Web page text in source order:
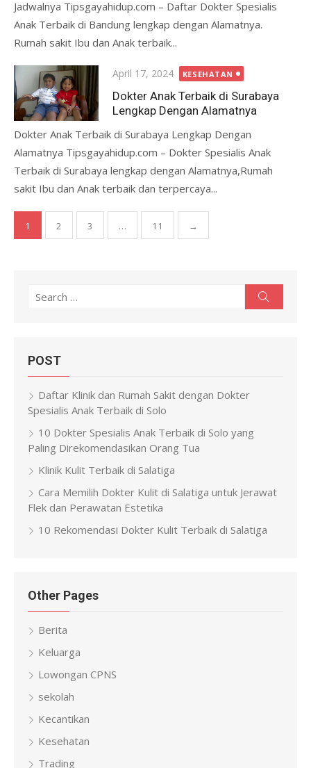
Jadwalnya Tipsgayahidup.com – Daftar Dokter Spesialis
Anak Terbaik di Bandung lengkap dengan Alamatnya.
Rumah sakit Ibu dan Anak terbaik...
Posted
on
April 17, 2024 KESEHATAN
Dokter Anak Terbaik di Surabaya
Lengkap Dengan Alamatnya
Dokter Anak Terbaik di Surabaya Lengkap Dengan
Alamatnya Tipsgayahidup.com – Dokter Spesialis Anak
Terbaik di Surabaya lengkap dengan Alamatnya,Rumah
sakit Ibu dan Anak terbaik dan terpercaya...
Posts
pagination
1 2 3 … 11 →
Search
POST
Daftar Klinik dan Rumah Sakit dengan Dokter
Spesialis Anak Terbaik di Solo
10 Dokter Spesialis Anak Terbaik di Solo yang
Paling Direkomendasikan Orang Tua
Klinik Kulit Terbaik di Salatiga
Cara Memilih Dokter Kulit di Salatiga untuk Jerawat
Flek dan Perawatan Estetika
10 Rekomendasi Dokter Kulit Terbaik di Salatiga
Other Pages
Berita
Keluarga
Lowongan CPNS
sekolah
Kecantikan
Kesehatan
Trading